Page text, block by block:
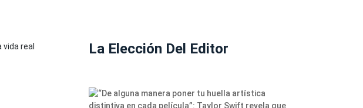
La Elección Del Editor